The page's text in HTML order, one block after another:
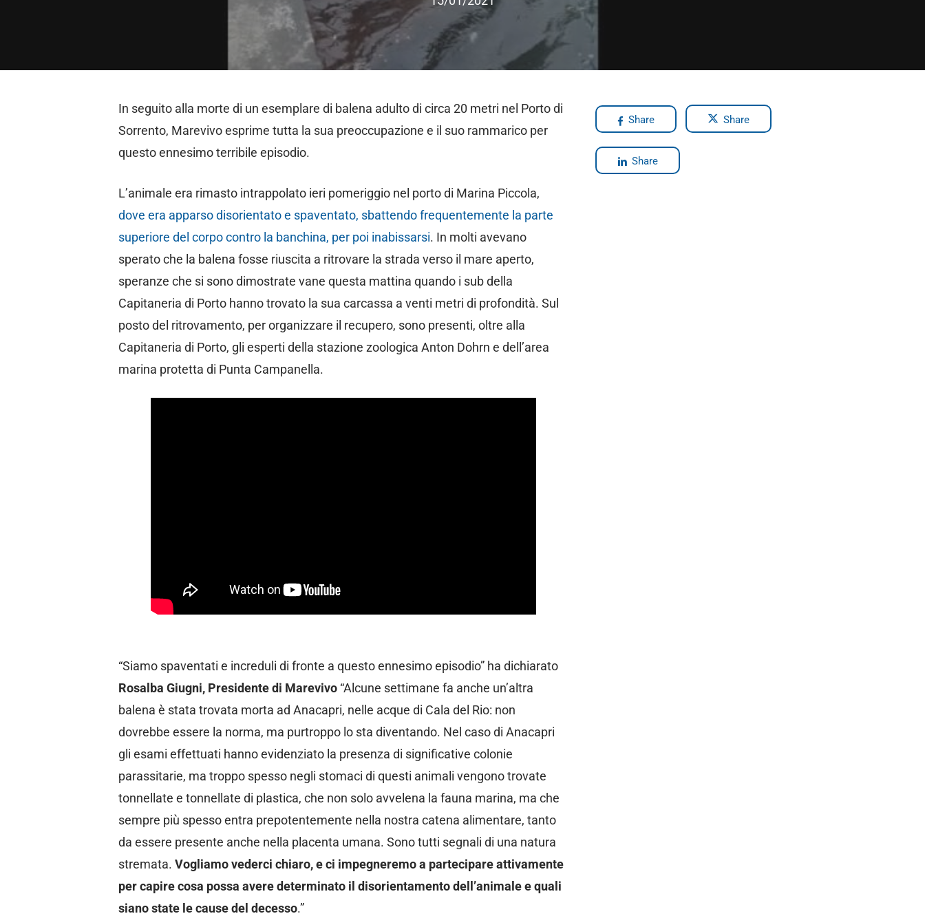
In seguito alla morte di un esemplare di balena adulto di circa 20 metri nel Porto di
Sorrento, Marevivo esprime tutta la sua preoccupazione e il suo rammarico per
questo ennesimo terribile episodio.
L’animale era rimasto intrappolato ieri pomeriggio nel porto di Marina Piccola,
dove era apparso disorientato e spaventato, sbattendo frequentemente la parte
superiore del corpo contro la banchina, per poi inabissarsi. In molti avevano
sperato che la balena fosse riuscita a ritrovare la strada verso il mare aperto,
speranze che si sono dimostrate vane questa mattina quando i sub della
Capitaneria di Porto hanno trovato la sua carcassa a venti metri di profondità. Sul
posto del ritrovamento, per organizzare il recupero, sono presenti, oltre alla
Capitaneria di Porto, gli esperti della stazione zoologica Anton Dohrn e dell’area
marina protetta di Punta Campanella.
“Siamo spaventati e increduli di fronte a questo ennesimo episodio” ha dichiarato
Rosalba Giugni, Presidente di Marevivo “Alcune settimane fa anche un’altra
balena è stata trovata morta ad Anacapri, nelle acque di Cala del Rio: non
dovrebbe essere la norma, ma purtroppo lo sta diventando. Nel caso di Anacapri
gli esami effettuati hanno evidenziato la presenza di significative colonie
parassitarie, ma troppo spesso negli stomaci di questi animali vengono trovate
tonnellate e tonnellate di plastica, che non solo avvelena la fauna marina, ma che
sempre più spesso entra prepotentemente nella nostra catena alimentare, tanto
da essere presente anche nella placenta umana. Sono tutti segnali di una natura
stremata. Vogliamo vederci chiaro, e ci impegneremo a partecipare attivamente
per capire cosa possa avere determinato il disorientamento dell’animale e quali
siano state le cause del decesso.”
Share Share
Share